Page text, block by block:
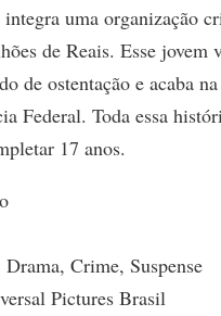
uma organização
de Reais. Esse jovem
de ostentação e acaba
Federal. Toda essa
17 anos.
Crime, Suspense
Pictures Brasil